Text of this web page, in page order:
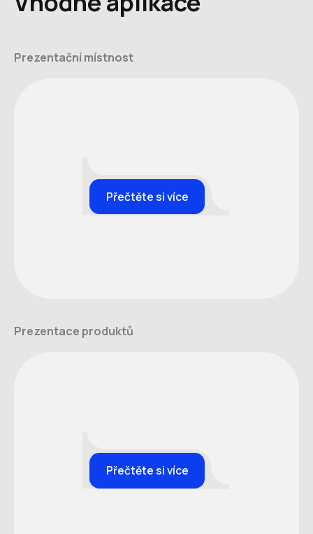
Prezentační místnost
Přečtěte si více
Prezentace produktů
Přečtěte si více